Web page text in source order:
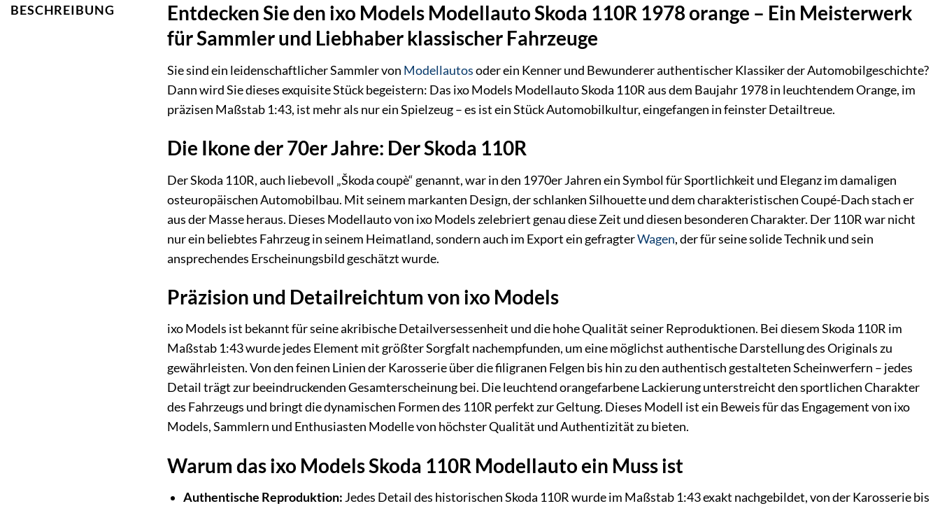
BESCHREIBUNG
Entdecken Sie den ixo Models Modellauto Skoda 110R 1978 orange – Ein Meisterwerk
für Sammler und Liebhaber klassischer Fahrzeuge
Sie sind ein leidenschaftlicher Sammler von Modellautosoder ein Kenner und Bewunderer authentischer Klassiker der Automobilgeschichte?
Dann wird Sie dieses exquisite Stück begeistern: Das ixo Models Modellauto Skoda 110R aus dem Baujahr 1978 in leuchtendem Orange, im
präzisen Maßstab 1:43, ist mehr als nur ein Spielzeug – es ist ein Stück Automobilkultur, eingefangen in feinster Detailtreue.
Die Ikone der 70er Jahre: Der Skoda 110R
Der Skoda 110R, auch liebevoll „Škoda coupè“ genannt, war in den 1970er Jahren ein Symbol für Sportlichkeit und Eleganz im damaligen
osteuropäischen Automobilbau. Mit seinem markanten Design, der schlanken Silhouette und dem charakteristischen Coupé-Dach stach er
aus der Masse heraus. Dieses Modellauto von ixo Models zelebriert genau diese Zeit und diesen besonderen Charakter. Der 110R war nicht
nur ein beliebtes Fahrzeug in seinem Heimatland, sondern auch im Export ein gefragterWagen, der für seine solide Technik und sein
ansprechendes Erscheinungsbild geschätzt wurde.
Präzision und Detailreichtum von ixo Models
ixo Models ist bekannt für seine akribische Detailversessenheit und die hohe Qualität seiner Reproduktionen. Bei diesem Skoda 110R im
Maßstab 1:43 wurde jedes Element mit größter Sorgfalt nachempfunden, um eine möglichst authentische Darstellung des Originals zu
gewährleisten. Von den feinen Linien der Karosserie über die filigranen Felgen bis hin zu den authentisch gestalteten Scheinwerfern – jedes
Detail trägt zur beeindruckenden Gesamterscheinung bei. Die leuchtend orangefarbene Lackierung unterstreicht den sportlichen Charakter
des Fahrzeugs und bringt die dynamischen Formen des 110R perfekt zur Geltung. Dieses Modell ist ein Beweis für das Engagement von ixo
Models, Sammlern und Enthusiasten Modelle von höchster Qualität und Authentizität zu bieten.
Warum das ixo Models Skoda 110R Modellauto ein Muss ist
Authentische Reproduktion:Jedes Detail des historischen Skoda 110R wurde im Maßstab 1:43 exakt nachgebildet, von der Karosserie bis